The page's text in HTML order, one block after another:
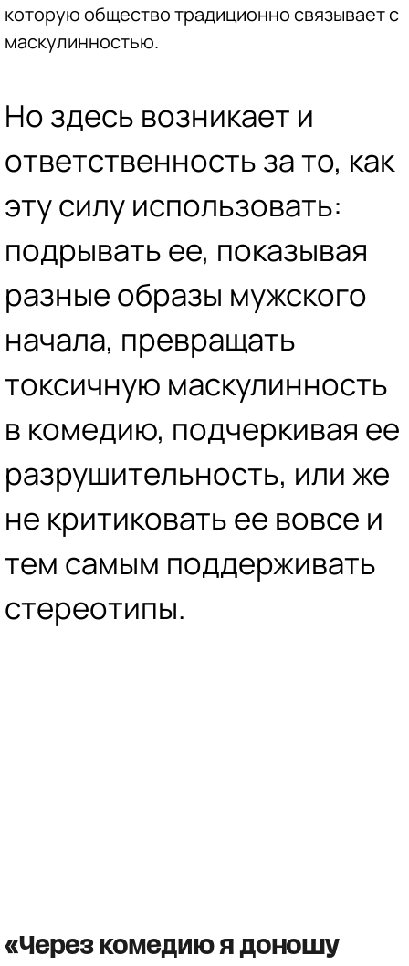
которую общество традиционно связывает с
маскулинностью.
Но здесь возникает и
ответственность за то, как
эту силу использовать:
подрывать ее, показывая
разные образы мужского
начала, превращать
токсичную маскулинность
в комедию, подчеркивая ее
разрушительность, или же
не критиковать ее вовсе и
тем самым поддерживать
стереотипы.
«Через комедию я доношу